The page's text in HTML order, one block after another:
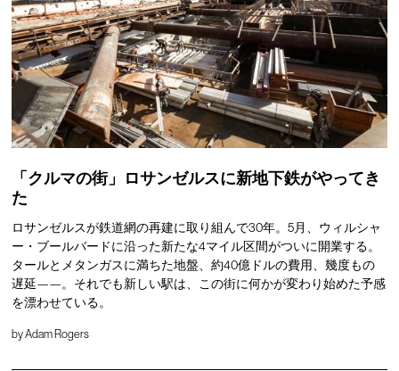
「クルマの街」ロサンゼルスに新地下鉄がやってき
た
ロサンゼルスが鉄道網の再建に取り組んで30年。5月、ウィルシャ
ー・ブールバードに沿った新たな4マイル区間がついに開業する。
タールとメタンガスに満ちた地盤、約40億ドルの費用、幾度もの
遅延——。それでも新しい駅は、この街に何かが変わり始めた予感
を漂わせている。
byAdam Rogers